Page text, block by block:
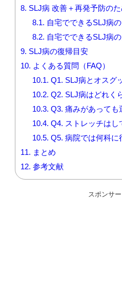
8. SLJ病 改善＋再発予防の
8.1.
自宅でできるSLJ病
8.2.
自宅でできるSLJ病
9. SLJ病の復帰目安
10.
よくある質問（FAQ）
10.1.
Q1. SLJ病とオスグ
10.2. Q2. SLJ病はどれく
10.3. Q3. 痛みがあっても
10.4. Q4. ストレッチはし
10.5. Q5. 病院では何科に
11.
まとめ
12. 参考文献
スポンサ